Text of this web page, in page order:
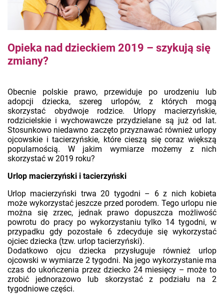
Opieka nad dzieckiem 2019 – szykują się
zmiany?
Obecnie polskie prawo, przewiduje po urodzeniu lub
adopcji dziecka, szereg urlopów, z których mogą
skorzystać obydwoje rodzice. Urlopy macierzyńskie,
rodzicielskie i wychowawcze przydzielane są już od lat.
Stosunkowo niedawno zaczęto przyznawać również urlopy
ojcowskie i tacierzyńskie, które cieszą się coraz większą
popularnością. W jakim wymiarze możemy z nich
skorzystać w 2019 roku?
Urlop macierzyński i tacierzyński
Urlop macierzyński trwa 20 tygodni – 6 z nich kobieta
może wykorzystać jeszcze przed porodem. Tego urlopu nie
można się zrzec, jednak prawo dopuszcza możliwość
powrotu do pracy po wykorzystaniu tylko 14 tygodni, w
przypadku gdy pozostałe 6 zdecyduje się wykorzystać
ojciec dziecka (tzw. urlop tacierzyński).
Dodatkowo ojcu dziecka przysługuje również urlop
ojcowski w wymiarze 2 tygodni. Na jego wykorzystanie ma
czas do ukończenia przez dziecko 24 miesięcy – może to
zrobić jednorazowo lub skorzystać z podziału na 2
tygodniowe części.